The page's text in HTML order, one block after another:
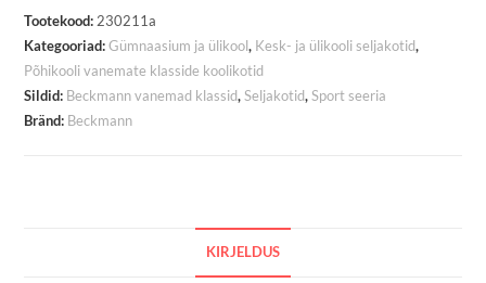
Hearts
kogus
Tootekood:230211a
Kategooriad:Gümnaasium ja ülikool, Kesk- ja ülikooli seljakotid,
Põhikooli vanemate klasside koolikotid
Sildid: Beckmann vanemad klassid,Seljakotid,Sport seeria
Bränd: Beckmann
KIRJELDUS